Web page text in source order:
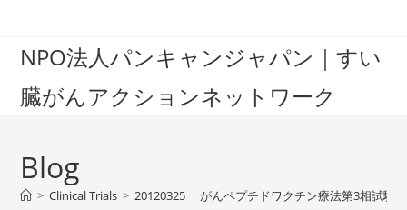
contentNPO法人パンキャンジャパン｜すい
臓がんアクションネットワーク
Blog
> Clinical Trials > 20120325 がんペプチドワクチン療法第3相試験